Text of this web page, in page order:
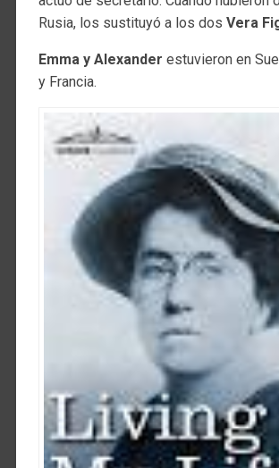
Rusia, los sustituyó a los dos Vera
Emma y Alexander estuvieron en
y Francia.